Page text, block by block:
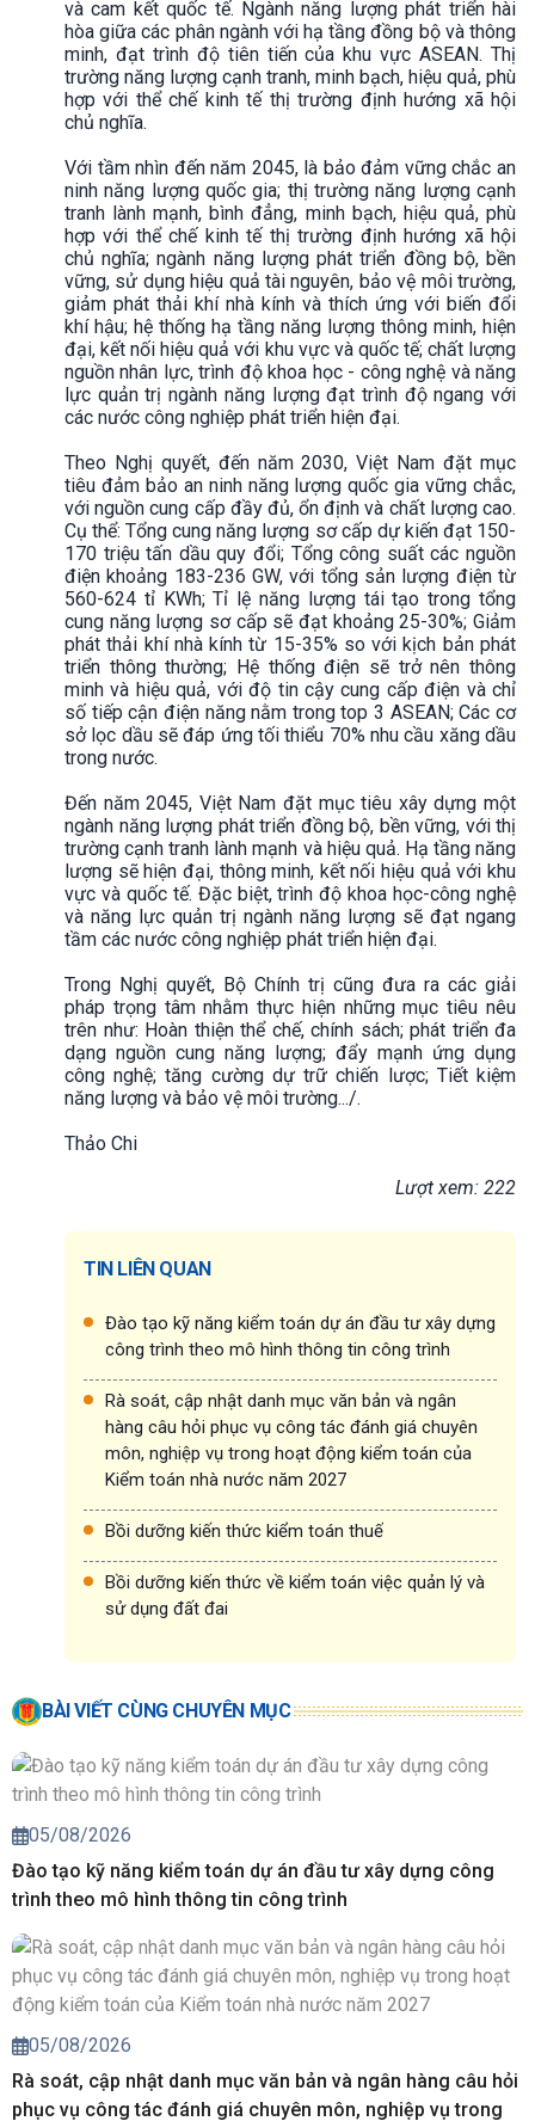
và cam kết quốc tế. Ngành năng lượng phát triển hài
hòa giữa các phân ngành với hạ tầng đồng bộ và thông
minh, đạt trình độ tiên tiến của khu vực ASEAN. Thị
trường năng lượng cạnh tranh, minh bạch, hiệu quả, phù
hợp với thể chế kinh tế thị trường định hướng xã hội
chủ nghĩa.
Với tầm nhìn đến năm 2045, là bảo đảm vững chắc an
ninh năng lượng quốc gia; thị trường năng lượng cạnh
tranh lành mạnh, bình đẳng, minh bạch, hiệu quả, phù
hợp với thể chế kinh tế thị trường định hướng xã hội
chủ nghĩa; ngành năng lượng phát triển đồng bộ, bền
vững, sử dụng hiệu quả tài nguyên, bảo vệ môi trường,
giảm phát thải khí nhà kính và thích ứng với biến đổi
khí hậu; hệ thống hạ tầng năng lượng thông minh, hiện
đại, kết nối hiệu quả với khu vực và quốc tế; chất lượng
nguồn nhân lực, trình độ khoa học - công nghệ và năng
lực quản trị ngành năng lượng đạt trình độ ngang với
các nước công nghiệp phát triển hiện đại.
Theo Nghị quyết, đến năm 2030, Việt Nam đặt mục
tiêu đảm bảo an ninh năng lượng quốc gia vững chắc,
với nguồn cung cấp đầy đủ, ổn định và chất lượng cao.
Cụ thể: Tổng cung năng lượng sơ cấp dự kiến đạt 150-
170 triệu tấn dầu quy đổi; Tổng công suất các nguồn
điện khoảng 183-236 GW, với tổng sản lượng điện từ
560-624 tỉ KWh; Tỉ lệ năng lượng tái tạo trong tổng
cung năng lượng sơ cấp sẽ đạt khoảng 25-30%; Giảm
phát thải khí nhà kính từ 15-35% so với kịch bản phát
triển thông thường; Hệ thống điện sẽ trở nên thông
minh và hiệu quả, với độ tin cậy cung cấp điện và chỉ
số tiếp cận điện năng nằm trong top 3 ASEAN; Các cơ
sở lọc dầu sẽ đáp ứng tối thiểu 70% nhu cầu xăng dầu
trong nước.
Đến năm 2045, Việt Nam đặt mục tiêu xây dựng một
ngành năng lượng phát triển đồng bộ, bền vững, với thị
trường cạnh tranh lành mạnh và hiệu quả. Hạ tầng năng
lượng sẽ hiện đại, thông minh, kết nối hiệu quả với khu
vực và quốc tế. Đặc biệt, trình độ khoa học-công nghệ
và năng lực quản trị ngành năng lượng sẽ đạt ngang
tầm các nước công nghiệp phát triển hiện đại.
Trong Nghị quyết, Bộ Chính trị cũng đưa ra các giải
pháp trọng tâm nhằm thực hiện những mục tiêu nêu
trên như: Hoàn thiện thể chế, chính sách; phát triển đa
dạng nguồn cung năng lượng; đẩy mạnh ứng dụng
công nghệ; tăng cường dự trữ chiến lược; Tiết kiệm
năng lượng và bảo vệ môi trường.../.
Thảo Chi
Lượt xem: 222
TIN LIÊN QUAN
Đào tạo kỹ năng kiểm toán dự án đầu tư xây dựng
công trình theo mô hình thông tin công trình
Rà soát, cập nhật danh mục văn bản và ngân
hàng câu hỏi phục vụ công tác đánh giá chuyên
môn, nghiệp vụ trong hoạt động kiểm toán của
Kiểm toán nhà nước năm 2027
Bồi dưỡng kiến thức kiểm toán thuế
Bồi dưỡng kiến thức về kiểm toán việc quản lý và
sử dụng đất đai
BÀI VIẾT CÙNG CHUYÊN MỤC
05/08/2026
Đào tạo kỹ năng kiểm toán dự án đầu tư xây dựng công
trình theo mô hình thông tin công trình
05/08/2026
Rà soát, cập nhật danh mục văn bản và ngân hàng câu hỏi
phục vụ công tác đánh giá chuyên môn, nghiệp vụ trong